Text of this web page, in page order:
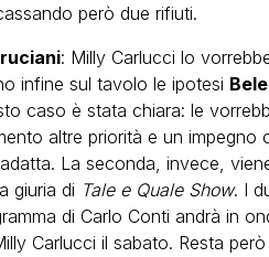
però due rifiuti.
: Milly Carlucci lo
infine sul tavolo le ipotesi
caso è stata chiara: le
altre priorità e un impegno
La seconda, invece,
giuria di Tale e Quale Show. I
di Carlo Conti andrà in
Carlucci il sabato. Resta